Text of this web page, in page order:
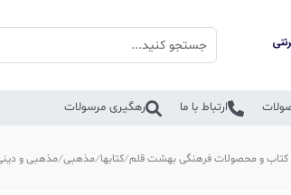
ارتباط با ما رهگیری مرسولات
کتاب و محصولات فرهنگی بهشت قلم کتابها مذهبی مذهبی و